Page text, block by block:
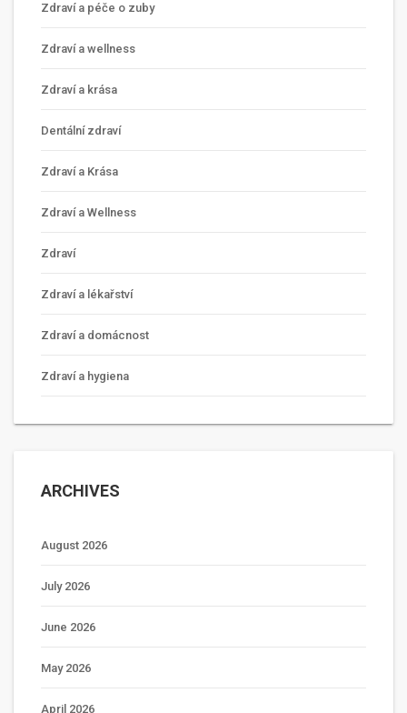
Zdraví a péče o zuby
Zdraví a wellness
Zdraví a krása
Dentální zdraví
Zdraví a Krása
Zdraví a Wellness
Zdraví
Zdraví a lékařství
Zdraví a domácnost
Zdraví a hygiena
ARCHIVES
August 2026
July 2026
June 2026
May 2026
April 2026